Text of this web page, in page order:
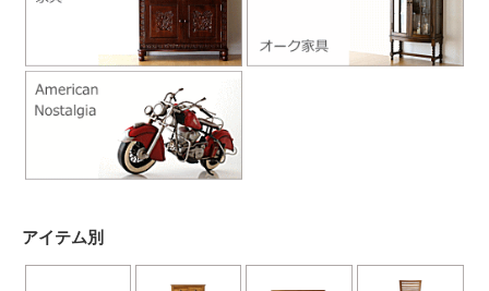
アイテム別